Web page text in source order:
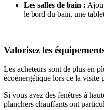
Les salles de bain :
le bord du bain, une
Valorisez les
Les acheteurs sont de plus en
écoénergétique lors de la visite
Si vous avez des fenêtres à
planchers chauffants ont